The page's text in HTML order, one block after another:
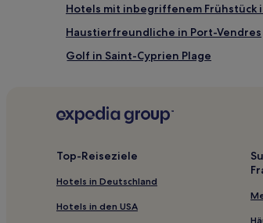
Hotels mit inbegriffenem Frühstück
Haustierfreundliche in Port-Vendres
Golf in Saint-Cyprien Plage
Hotels mit Parkplatz in Canet-Plage
Haustierfreundliche in Pyrénées-
Hotels mit Pool in Pyrénées-
Hotels mit Pool in Canet-en-
Haustierfreundliche in Argelès-sur-
Top-Reiseziele
Hotels in Deutschland
Hotels in den USA